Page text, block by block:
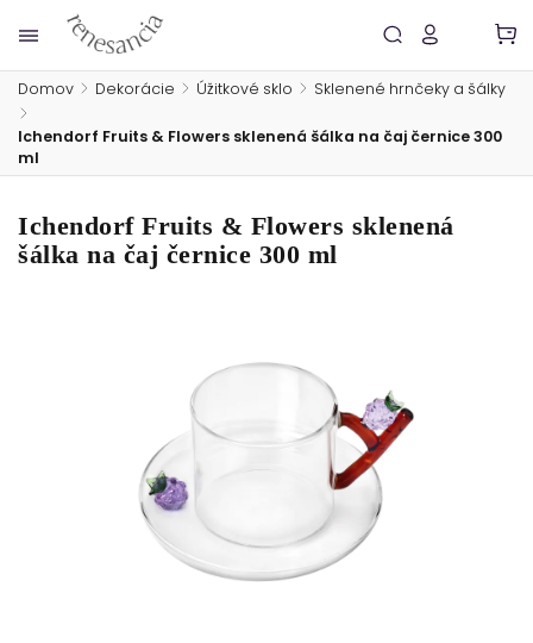
Domov / Dekorácie / Úžitkové sklo / Sklenené hrnčeky a šálky
/
Ichendorf Fruits & Flowers sklenená šálka na čaj černice 300
ml
Ichendorf Fruits & Flowers sklenená
šálka na čaj černice 300 ml